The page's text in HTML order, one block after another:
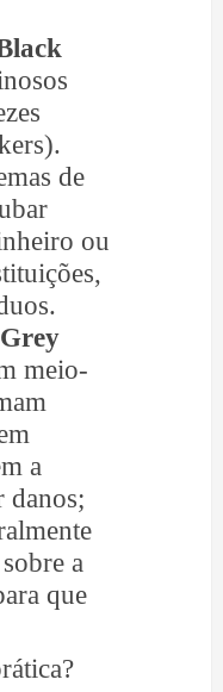
de
ou
meio-
a
danos;
a
que